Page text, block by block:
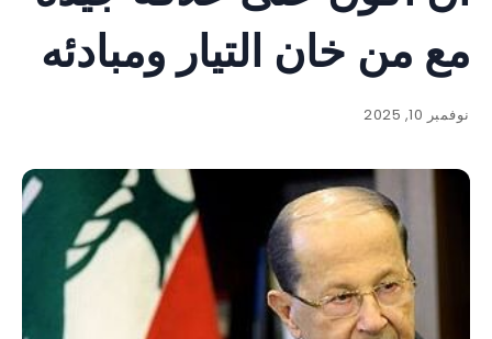
مع من خان التيار ومبادئه
نوفمبر 10, 2025